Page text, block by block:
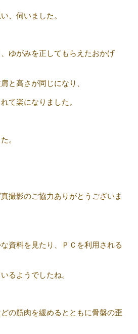
、伺いました。
ゆがみを正してもらえたおかげ
と高さが同じになり、
て楽になりました。
。
撮影のご協力ありがとうございま
資料を見たり、ＰＣを利用される
るようでしたね。
の筋肉を緩めるとともに骨盤の歪